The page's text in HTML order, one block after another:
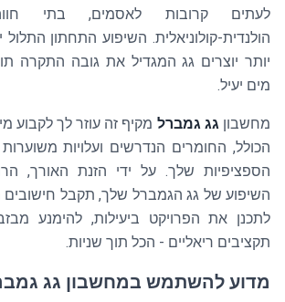
לעתים קרובות לאסמים, בתי חווה
הולנדית-קולוניאלית. השיפוע התחתון התלול
יותר יוצרים גג המגדיל את גובה התקרה
מים יעיל.
מחשבוןגג גמברל מקיף זה עוזר לך לקבוע
הכולל, החומרים הנדרשים ועלויות
הספציפיות שלך. על ידי הזנת האורך,
השיפוע של גג הגמברל שלך, תקבל חישובים
לתכנן את הפרויקט ביעילות, להימנע
תקציבים ריאליים - הכל תוך שניות.
מדוע להשתמש במחשבון גג